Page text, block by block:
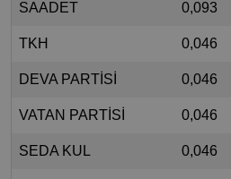
SAADET 0,093
TKH 0,046
DEVA PARTİSİ 0,046
VATAN PARTİSİ 0,046
SEDA KUL 0,046